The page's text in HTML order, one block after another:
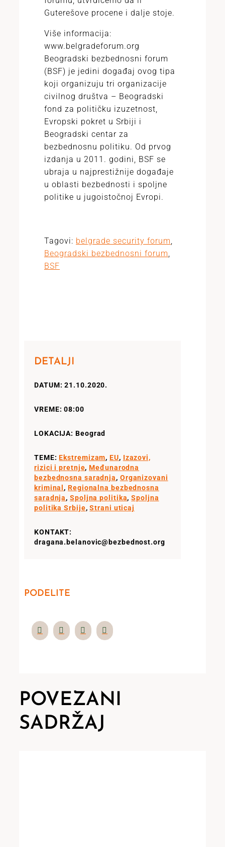
Guterešove procene i dalje stoje.
Više informacija:
www.belgradeforum.org
Beogradski bezbednosni forum
(BSF) je jedini događaj ovog tipa
koji organizuju tri organizacije
civilnog društva – Beogradski
fond za političku izuzetnost,
Evropski pokret u Srbiji i
Beogradski centar za
bezbednosnu politiku. Od prvog
izdanja u 2011. godini, BSF se
ubraja u najprestižnije događaje
u oblasti bezbednosti i spoljne
politike u jugoistočnoj Evropi.
Tagovi: belgrade security forum,
Beogradski bezbednosni forum,
BSF
DETALJI
DATUM: 21.10.2020.
VREME: 08:00
LOKACIJA: Beograd
TEME:Ekstremizam,EU, Izazovi,
rizici i pretnje,Međunarodna
bezbednosna saradnja, Organizovani
kriminal ,Regionalna bezbednosna
saradnja,Spoljna politika,Spoljna
politika Srbije,Strani uticaj
KONTAKT:
dragana.belanovic@bezbednost.org
PODELITE
POVEZANI
SADRŽAJ